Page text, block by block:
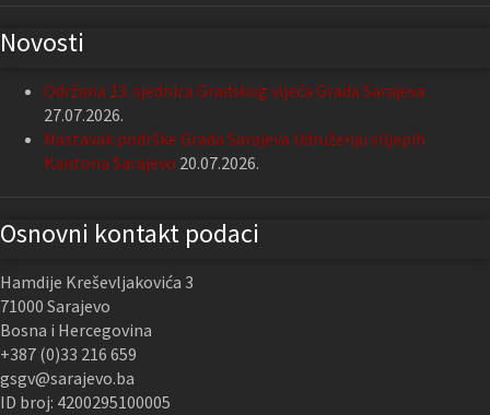
Novosti
Održana 13. sjednica Gradskog vijeća Grada Sarajeva
27.07.2026.
Nastavak podrške Grada Sarajeva Udruženju slijepih
Kantona Sarajevo 20.07.2026.
Osnovni kontakt podaci
Hamdije Kreševljakovića 3
71000 Sarajevo
Bosna i Hercegovina
+387 (0)33 216 659
gsgv@sarajevo.ba
ID broj: 4200295100005